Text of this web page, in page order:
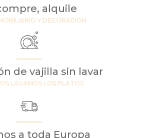
alquile
Y DECORACIÓN
de vajilla sin lavar
LAVAMOS LOS PLATOS
a toda Europa